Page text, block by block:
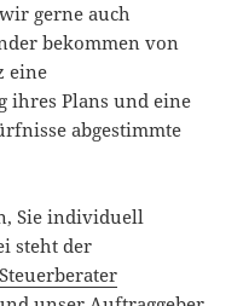
gerne auch
bekommen von
eine
ihres Plans und eine
abgestimmte
Sie individuell
steht der
Steuerberater